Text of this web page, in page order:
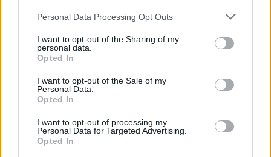
Personal Data Processing Opt Outs
I want to opt-out of the Sharing of my
personal data.
Opted In
I want to opt-out of the Sale of my
Personal Data.
Opted In
I want to opt-out of processing my
Personal Data for Targeted Advertising.
Opted In
BREZZO DI BEDERO
Alzheimer e Demenza senile,
esperti a confronto sulle sfide
dell’età avanzata